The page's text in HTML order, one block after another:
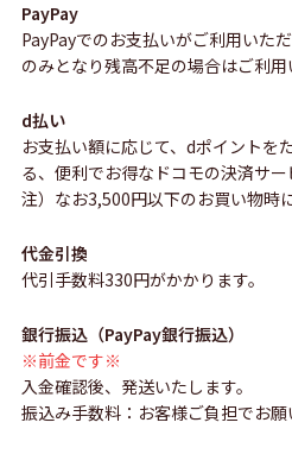
PayPay
PayPayでのお支払いがご利用いた
のみとなり残高不足の場合はご利用
d払い
お支払い額に応じて、dポイントを
る、便利でお得なドコモの決済サー
注）なお3,500円以下のお買い物時
代金引換
代引手数料330円がかかります。
銀行振込（PayPay銀行振込）
※前金です※
入金確認後、発送いたします。
振込み手数料：お客様ご負担でお願